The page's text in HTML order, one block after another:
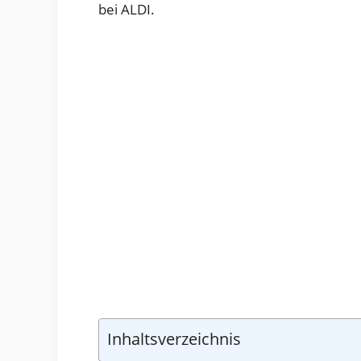
bei ALDI.
Inhaltsverzeichnis